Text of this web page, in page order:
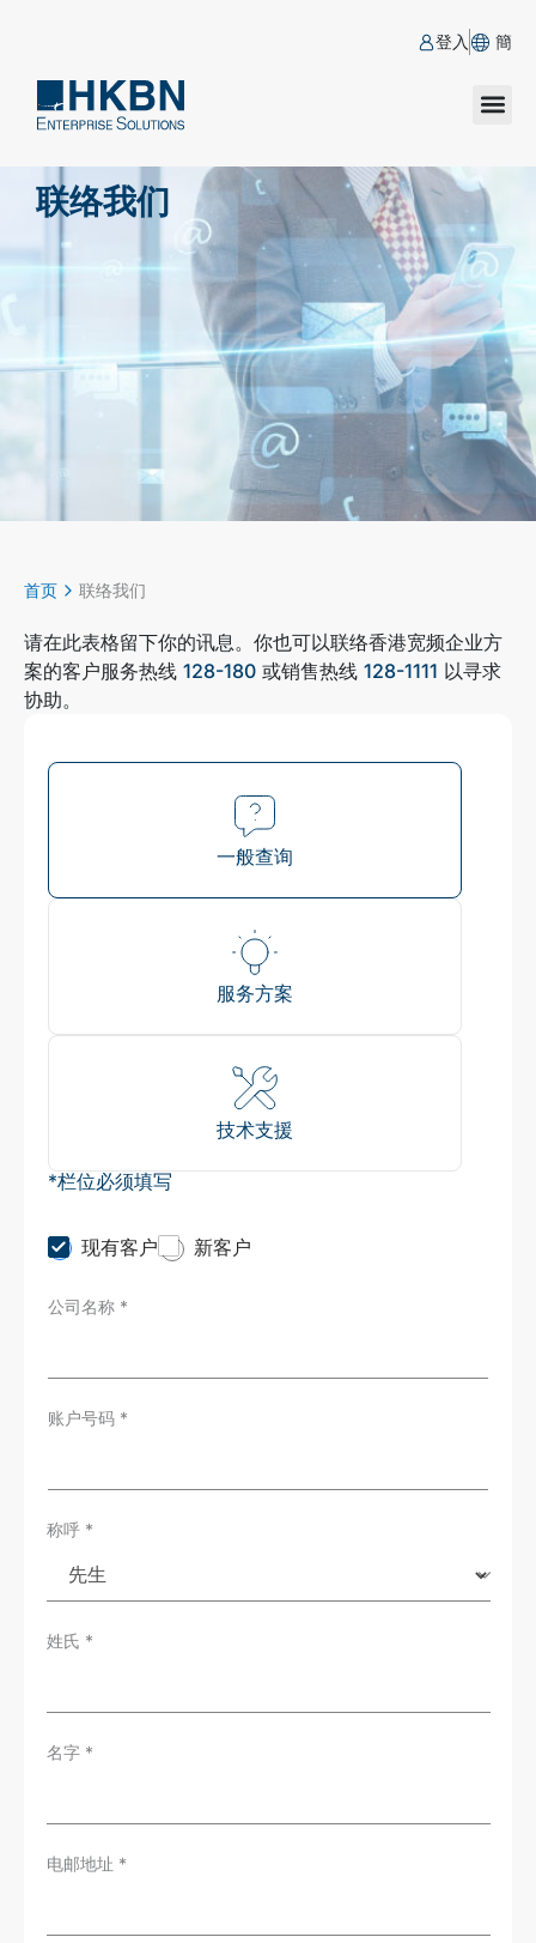
登入 簡
联络我们
首页 联络我们
请在此表格留下你的讯息。你也可以联络香港宽频企业方
案的客户服务热线 128-180 或销售热线 128-1111 以寻求
协助。
一般查询
服务方案
技术支援
*栏位必须填写
C
u
t
T
现有客户 新客户
公司名称 *
账户号码 *
称呼 *
姓氏 *
名字 *
电邮地址 *